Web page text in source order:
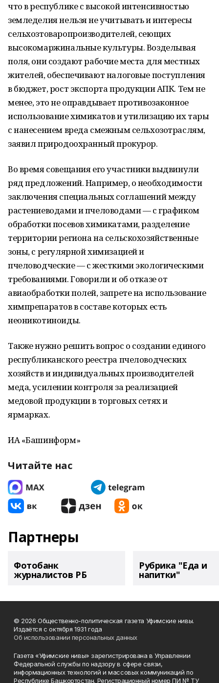
что в республике с высокой интенсивностью
земледелия нельзя не учитывать и интересы
сельхозтоваропроизводителей, сеющих
высокомаржинальные культуры. Возделывая
поля, они создают рабочие места для местных
жителей, обеспечивают налоговые поступления
в бюджет, рост экспорта продукции АПК. Тем не
менее, это не оправдывает противозаконное
использование химикатов и утилизацию их тары
с нанесением вреда смежным сельхозотраслям,
заявил природоохранный прокурор.
Во время совещания его участники выдвинули
ряд предложений. Например, о необходимости
заключения специальных соглашений между
растениеводами и пчеловодами — с графиком
обработки посевов химикатами, разделение
территории региона на сельскохозяйственные
зоны, с регулярной химизацией и
пчеловодческие — с жесткими экологическими
требованиями. Говорили и об отказе от
авиаобработки полей, запрете на использование
химпрепаратов в составе которых есть
неоникотиноиды.
Также нужно решить вопрос о создании единого
республиканского реестра пчеловодческих
хозяйств и индивидуальных производителей
меда, усилении контроля за реализацией
медовой продукции в торговых сетях и
ярмарках.
ИА «Башинформ»
Читайте нас
Партнеры
Фотобанк
журналистов РБ
Рубрика "Еда и
напитки"
© 2026 Общественно-политическая газета Уфимские нивы.
Издаётся с октября 1931 года
Об использовании персональных данных
Газета «Уфимские нивы» зарегистрирована в Управлении
Федеральной службы по надзору в сфере связи,
информационных технологий и массовых коммуникаций по
Республике Башкортостан. Регистрационный номер ПИ № ТУ